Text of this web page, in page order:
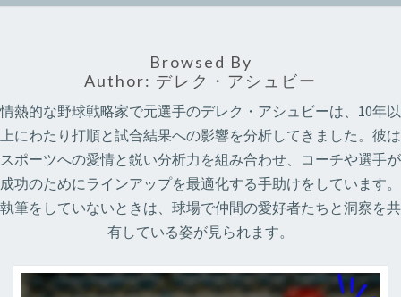
Browsed By
Author: デレク・アシュビー
情熱的な野球戦略家で元選手のデレク・アシュビーは、10年以
上にわたり打順と試合結果への影響を分析してきました。彼は
スポーツへの愛情と鋭い分析力を組み合わせ、コーチや選手が
成功のためにラインアップを最適化する手助けをしています。
執筆をしていないときは、球場で仲間の愛好者たちと洞察を共
有している姿が見られます。